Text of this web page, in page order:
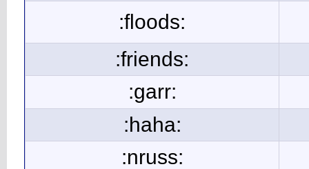
:floods:
:friends:
:garr:
:haha:
:nruss: